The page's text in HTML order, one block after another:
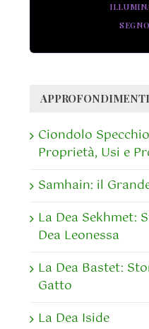
Ciondolo
Proprietà, Usi e
Samhain: il
La Dea Sekhmet:
Dea Leonessa
La Dea Bastet:
Gatto
La Dea Iside